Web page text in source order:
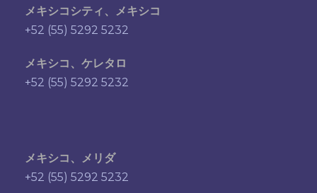
メキシコシティ、メキシコ
+52 (55) 5292 5232
メキシコ、ケレタロ
+52 (55) 5292 5232
メキシコ、メリダ
+52 (55) 5292 5232